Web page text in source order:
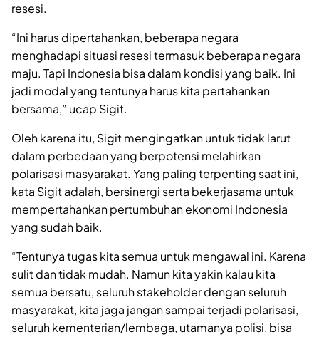
resesi.
“Ini harus dipertahankan, beberapa negara
menghadapi situasi resesi termasuk beberapa negara
maju. Tapi Indonesia bisa dalam kondisi yang baik. Ini
jadi modal yang tentunya harus kita pertahankan
bersama,” ucap Sigit.
Oleh karena itu, Sigit mengingatkan untuk tidak larut
dalam perbedaan yang berpotensi melahirkan
polarisasi masyarakat. Yang paling terpenting saat ini,
kata Sigit adalah, bersinergi serta bekerjasama untuk
mempertahankan pertumbuhan ekonomi Indonesia
yang sudah baik.
“Tentunya tugas kita semua untuk mengawal ini. Karena
sulit dan tidak mudah. Namun kita yakin kalau kita
semua bersatu, seluruh stakeholder dengan seluruh
masyarakat, kita jaga jangan sampai terjadi polarisasi,
seluruh kementerian/lembaga, utamanya polisi, bisa